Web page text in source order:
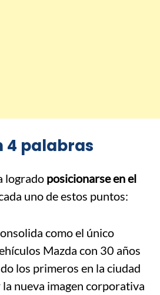
4 palabras
logrado posicionarse en el
uno de estos puntos:
como el único
Mazda con 30 años
los primeros en la ciudad
nueva imagen corporativa